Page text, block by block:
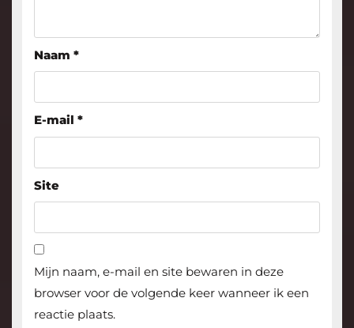
Naam *
E-mail *
Site
Mijn naam, e-mail en site bewaren in deze
browser voor de volgende keer wanneer ik een
reactie plaats.